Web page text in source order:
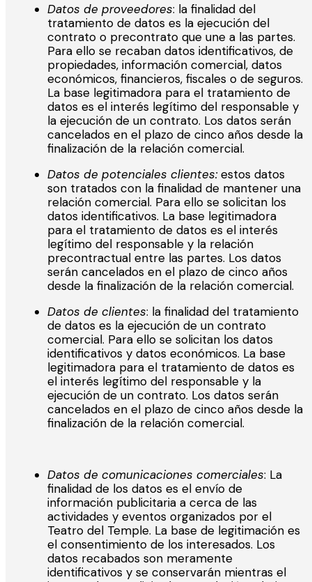
Datos de proveedores: la finalidad del
tratamiento de datos es la ejecución del
contrato o precontrato que une a las partes.
Para ello se recaban datos identificativos, de
propiedades, información comercial, datos
económicos, financieros, fiscales o de seguros.
La base legitimadora para el tratamiento de
datos es el interés legítimo del responsable y
la ejecución de un contrato. Los datos serán
cancelados en el plazo de cinco años desde la
finalización de la relación comercial.
Datos de potenciales clientes:estos datos
son tratados con la finalidad de mantener una
relación comercial. Para ello se solicitan los
datos identificativos. La base legitimadora
para el tratamiento de datos es el interés
legítimo del responsable y la relación
precontractual entre las partes. Los datos
serán cancelados en el plazo de cinco años
desde la finalización de la relación comercial.
Datos de clientes: la finalidad del tratamiento
de datos es la ejecución de un contrato
comercial. Para ello se solicitan los datos
identificativos y datos económicos. La base
legitimadora para el tratamiento de datos es
el interés legítimo del responsable y la
ejecución de un contrato. Los datos serán
cancelados en el plazo de cinco años desde la
finalización de la relación comercial.
Datos de comunicaciones comerciales: La
finalidad de los datos es el envío de
información publicitaria a cerca de las
actividades y eventos organizados por el
Teatro del Temple. La base de legitimación es
el consentimiento de los interesados. Los
datos recabados son meramente
identificativos y se conservarán mientras el